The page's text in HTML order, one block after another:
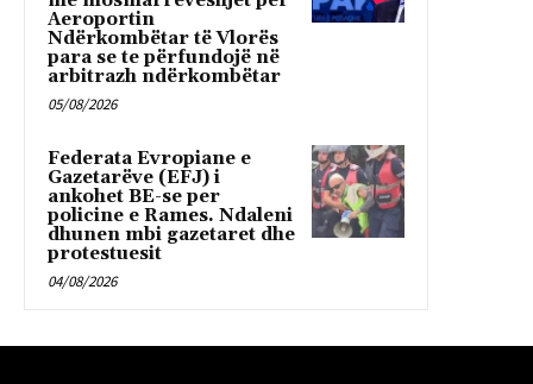
Aeroportin
Ndërkombëtar të Vlorës
para se te përfundojë në
arbitrazh ndërkombëtar
05/08/2026
Federata Evropiane e
Gazetarëve (EFJ) i
ankohet BE-se per
policine e Rames. Ndaleni
dhunen mbi gazetaret dhe
protestuesit
04/08/2026